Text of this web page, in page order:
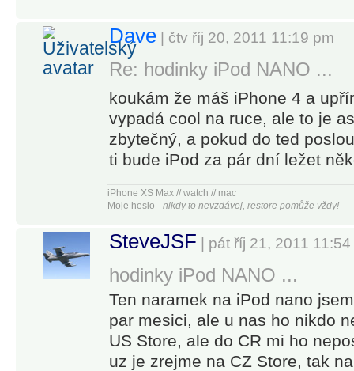
Citizen Eco-Drive Skyhawk Flight Chrono JY0000-53E
ASUS G55V
WIN7
Dave | čtv říj 20, 2011 11:19 pm
Re: hodinky iPod NANO ...
koukám že máš iPhone 4 a
vypadá cool na ruce, ale to je
zbytečný, a pokud do ted
ti bude iPod za pár dní ležet
iPhone XS Max // watch // mac
Moje heslo - nikdy to nevzdávej, restore pomůže vždy!
SteveJSF | pát říj 21, 2011
hodinky iPod NANO ...
Ten naramek na iPod nano
par mesici, ale u nas ho nikdo
US Store, ale do CR mi ho
uz je zrejme na CZ Store, tak